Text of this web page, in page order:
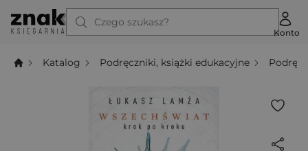
Czego szukasz?
Konto
Katalog Podręczniki, książki edukacyjne